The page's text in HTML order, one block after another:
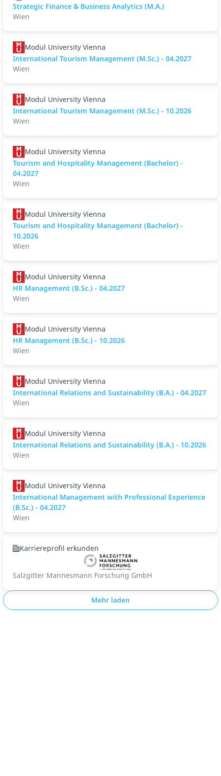
Strategic Finance & Business Analytics (M.A.)
Wien
Modul University Vienna
International Tourism Management (M.Sc.) - 04.2027
Wien
Modul University Vienna
International Tourism Management (M.Sc.) - 10.2026
Wien
Modul University Vienna
Tourism and Hospitality Management (Bachelor) -
04.2027
Wien
Modul University Vienna
Tourism and Hospitality Management (Bachelor) -
10.2026
Wien
Modul University Vienna
HR Management (B.Sc.) - 04.2027
Wien
Modul University Vienna
HR Management (B.Sc.) - 10.2026
Wien
Modul University Vienna
International Relations and Sustainability (B.A.) - 04.2027
Wien
Modul University Vienna
International Relations and Sustainability (B.A.) - 10.2026
Wien
Modul University Vienna
International Management with Professional Experience
(B.Sc.) - 04.2027
Wien
Karriereprofil erkunden
Salzgitter Mannesmann Forschung GmbH
Mehr laden